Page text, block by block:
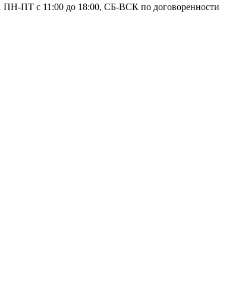
ПН-ПТ с 11:00 до 18:00, СБ-ВСК по договоренности